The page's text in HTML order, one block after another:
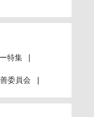
特集
委員会